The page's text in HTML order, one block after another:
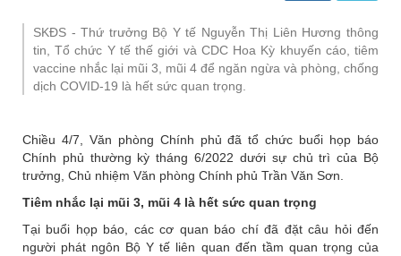
SKĐS - Thứ trưởng Bộ Y tế Nguyễn Thị Liên Hương thông
tin, Tổ chức Y tế thế giới và CDC Hoa Kỳ khuyến cáo, tiêm
vaccine nhắc lại mũi 3, mũi 4 để ngăn ngừa và phòng, chống
dịch COVID-19 là hết sức quan trọng.
Chiều 4/7, Văn phòng Chính phủ đã tổ chức buổi họp báo
Chính phủ thường kỳ tháng 6/2022 dưới sự chủ trì của Bộ
trưởng, Chủ nhiệm Văn phòng Chính phủ Trần Văn Sơn.
Tiêm nhắc lại mũi 3, mũi 4 là hết sức quan trọng
Tại buổi họp báo, các cơ quan báo chí đã đặt câu hỏi đến
người phát ngôn Bộ Y tế liên quan đến tầm quan trọng của